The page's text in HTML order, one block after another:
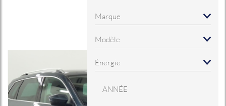
ANNÉE